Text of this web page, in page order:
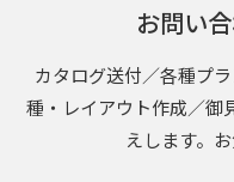
お問い
カタログ送付／各種プ
種・レイアウト作成／御
えします。